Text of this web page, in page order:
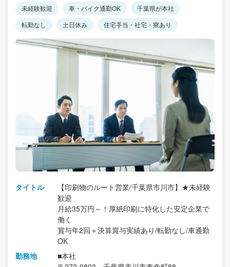
未経験歓迎 車・バイク通勤OK
千葉県が本社
転勤なし
土日休み 住宅手当・社宅・寮あり
タイトル
【印刷物のルート営業/千葉県市川市】★未経験
歓迎
月給35万円～！厚紙印刷に特化した安定企業で
働く
賞与年2回＋決算賞与実績あり/転勤なし/車通勤
OK
勤務地
■本社